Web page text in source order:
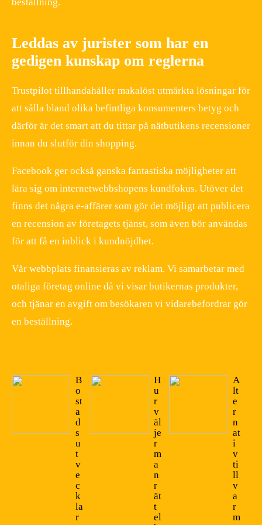
Leddas av jurister som har en
gedigen kunskap om reglerna
Trustpilot tillhandahåller makalöst utmärkta lösningar för
att sålla bland olika befintliga konsumenters betyg och
därför är det smart att du tittar på nätbutikens recensioner
innan du slutför din shopping.
Facebook ger också ganska fantastiska möjligheter att
lära sig om internetwebbshopens kundfokus. Utöver det
finns det några e-affärer som gör det möjligt att publicera
en recension av företagets tjänst, som även bör användas
för att få en inblick i kundnöjdhet.
Vår webbplats finansieras av reklam. Vi samarbetar med
otaliga företag online då vi visar butikernas produkter,
och tjänar en avgift om besökaren vi vidarebefordrar gör
en beställning.
B
o
st
a
d
s
u
t
v
e
c
k
la
r
H
u
r
v
äl
je
r
m
a
n
r
ät
t
el
A
lt
e
r
n
at
i
v
ti
ll
v
a
r
m